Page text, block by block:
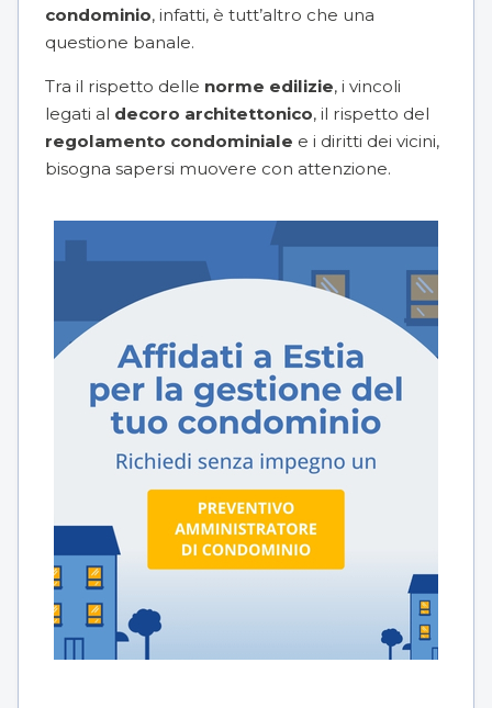
condominio, infatti, è tutt’altro che una
questione banale.
Tra il rispetto delle norme edilizie, i vincoli
legati al decoro architettonico, il rispetto del
regolamento condominiale e i diritti dei vicini,
bisogna sapersi muovere con attenzione.